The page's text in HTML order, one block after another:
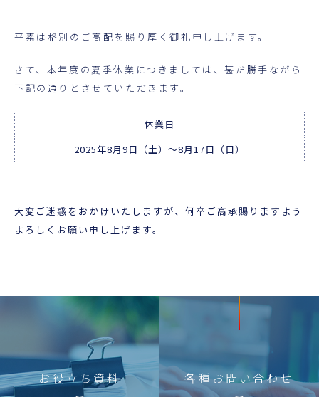
お役立ち資料
お問い合わせ
ニュース
平素は格別のご高配を賜り厚く御礼申し上げます。
さて、本年度の夏季休業につきましては、甚だ勝手ながら
下記の通りとさせていただきます。
休業日
2025年8月9日（土）～8月17日（日）
大変ご迷惑をおかけいたしますが、何卒ご高承賜りますよう
よろしくお願い申し上げます。
お役立ち資料 各種お問い合わせ